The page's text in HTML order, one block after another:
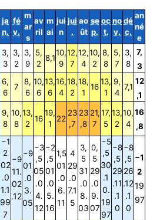
ja
n.
fé
v.
m
ar
s
av
ril
m
ai
jui
n
jui
.
ao
ût
se
p.
oc
t.
no
v.
dé
c.
an
né
e
3,
3
3,
2
3,
9
5,
2
8,1
10,
9
12,
7
12,
4
10,
2
8,
8
5,
7
3,
8
7,
3
6,
6
7
8,
6
10,
6
13,
6
16,
4
18,
2
18,
1
16
13,
1
9,
4
7,1
12
,1
9,
8
10,
8
13,
2
16
19,
1
22
23
,7
23
,8
21,
7
17,
5
13,
2
10,
4
16
,8
−1
2
02
.0
1.1
99
7
−9
11.
02
.12
−9
01
.0
3.
05
−3
,5
05
.0
4.
12
−2
,5
01
.0
5.
16
1,5
01
.0
6.
11
4
29
.0
7.1
5
3,
5
31
.0
8.
03
0,
5
29
.0
9.
07
−5
,5
30
.1
0.
19
97
−8
,5
29
.11
.1
0
−8
,5
26
.12
.1
0
−1
2
19
97